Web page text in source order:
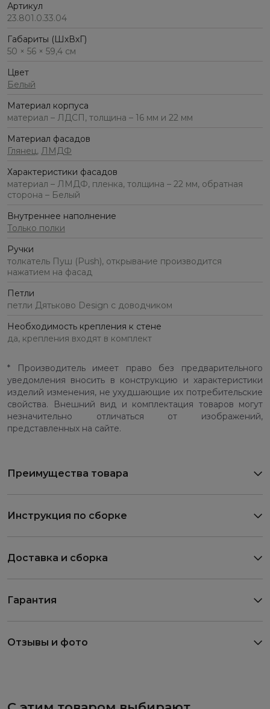
Артикул
23.801.0.33.04
Габариты (ШхВхГ)
50 × 56 × 59,4 см
Цвет
Белый
Материал корпуса
материал – ЛДСП, толщина – 16 мм и 22 мм
Материал фасадов
Глянец, ЛМДФ
Характеристики фасадов
материал – ЛМДФ, пленка, толщина – 22 мм, обратная
сторона – Белый
Внутреннее наполнение
Только полки
Ручки
толкатель Пуш (Push), открывание производится
нажатием на фасад
Петли
петли Дятьково Design с доводчиком
Необходимость крепления к стене
да, крепления входят в комплект
* Производитель имеет право без предварительного
уведомления вносить в конструкцию и характеристики
изделий изменения, не ухудшающие их потребительские
свойства. Внешний вид и комплектация товаров могут
незначительно отличаться от изображений,
представленных на сайте.
Преимущества товара
Инструкция по сборке
Доставка и сборка
Гарантия
Отзывы и фото